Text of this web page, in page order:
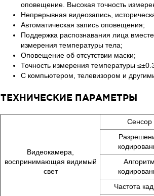
оповещение. Высокая точность
Непрерывная видеозапись,
Автоматическая запись оповещения;
Поддержка распознавания лица
измерения температуры тела;
Оповещение об отсутствии маски;
Точность измерения температуры
С компьютером, телевизором и
ТЕХНИЧЕСКИЕ ПАРАМЕТРЫ
Видеокамера,
воспринимающая видимый
свет
Сенсор
Алгоритм
Частота